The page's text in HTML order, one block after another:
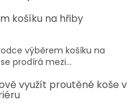
košíku na hřiby
výběrem košíku na
prodírá mezi...
využít proutěné koše v